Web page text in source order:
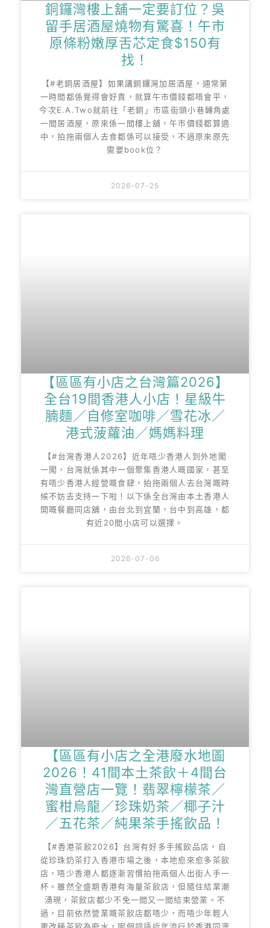
銅鑼灣樓上舖一定要訂位？吳
留手居酒屋燒物有驚喜！午市
原條粉嫩厚舌芯定食$150有
找！
【#老銅居酒屋】如果講銅鑼灣加居酒屋，通常第
一時間都係覺得會好貴，就算午市價錢都唔會平，
今次E.A.Two就前往「老銅」市區街頭小巷轉角處
一間居酒屋，原來係一間樓上舖，午市價錢都算適
中，拍拖兩個人去食都係可以接受，不過原來原先
需要book位？
2026-07-25
【區區有小店之台灣篇2026】
全台19間香港人小店！星級牛
腩麵／自修室咖啡／雪花冰／
港式菠蘿油／媽媽料理
【#台灣香港人2026】近年唔少香港人到外地闖
一闖，台灣就係其中一個聚集香港人嘅國家，甚至
有唔少香港人經營嘅食肆，拍拖兩個人去台灣嘅時
候不妨去支持一下啦！以下係全台灣由本土香港人
開嘅餐廳同店舖，由台北到宜蘭，台中到高雄，都
有近20間小店可以選擇。
2026-07-06
【區區有小店之全港廢水地圖
2026！41間本土茶飲＋4間台
灣直營店一覽！翡翠檸檬茶／
蜜柑烏龍／珍珠奶茶／椰子汁
／五花茶／純果茶手搖飲品！
【#香港茶飲2026】台灣有好多手搖飲品店，自
從珍珠奶茶打入香港市場之後，本地愈來愈多茶飲
店，唔少香港人都逐漸習慣拍拖兩個人出街人手一
杯。雖然全盛期香港有海量茶飲店，但隨住結業潮
湧現，茶飲店都少不免一間又一間結束營業。不
過，目前依然營業嘅茶飲店都唔少，而唔少年輕人